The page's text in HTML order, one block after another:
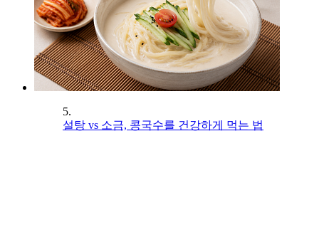
5.
설탕 vs 소금, 콩국수를 건강하게 먹는 법